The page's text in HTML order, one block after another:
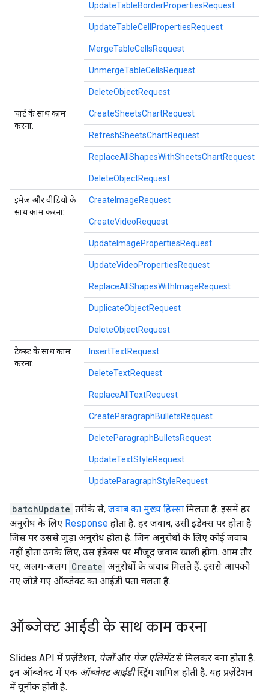
UpdateTableBorderPropertiesRequest
UpdateTableCellPropertiesRequest
MergeTableCellsRequest
UnmergeTableCellsRequest
DeleteObjectRequest
चार्ट के साथ काम
करना:
CreateSheetsChartRequest
RefreshSheetsChartRequest
ReplaceAllShapesWithSheetsChartRequest
DeleteObjectRequest
इमेज और वीडियो के
साथ काम करना:
CreateImageRequest
CreateVideoRequest
UpdateImagePropertiesRequest
UpdateVideoPropertiesRequest
ReplaceAllShapesWithImageRequest
DuplicateObjectRequest
DeleteObjectRequest
टेक्स्ट के साथ काम
करना:
InsertTextRequest
DeleteTextRequest
ReplaceAllTextRequest
CreateParagraphBulletsRequest
DeleteParagraphBulletsRequest
UpdateTextStyleRequest
UpdateParagraphStyleRequest
batchUpdate तरीके से, जवाब का मुख्य हिस्सा मिलता है. इसमें हर
अनुरोध के लिए Response होता है. हर जवाब, उसी इंडेक्स पर होता है
जिस पर उससे जुड़ा अनुरोध होता है. जिन अनुरोधों के लिए कोई जवाब
नहीं होता उनके लिए, उस इंडेक्स पर मौजूद जवाब खाली होगा. आम तौर
पर, अलग-अलग Create अनुरोधों के जवाब मिलते हैं. इससे आपको
नए जोड़े गए ऑब्जेक्ट का आईडी पता चलता है.
ऑब्जेक्ट आईडी के साथ काम करना
Slides API में प्रज़ेंटेशन, पेजोंऔर पेज एलिमेंटसे मिलकर बना होता है.
इन ऑब्जेक्ट में एक ऑब्जेक्ट आईडीस्ट्रिंग शामिल होती है. यह प्रज़ेंटेशन
में यूनीक होती है.